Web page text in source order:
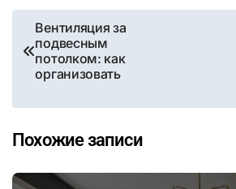
Навигация
по
записям
Вентиляция за
подвесным
потолком: как
организовать
Похожие записи